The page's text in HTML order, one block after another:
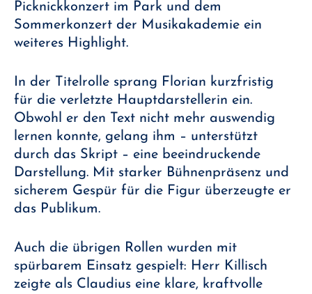
Picknickkonzert im Park und dem
Sommerkonzert der Musikakademie ein
weiteres Highlight.
In der Titelrolle sprang Florian kurzfristig
für die verletzte Hauptdarstellerin ein.
Obwohl er den Text nicht mehr auswendig
lernen konnte, gelang ihm – unterstützt
durch das Skript – eine beeindruckende
Darstellung. Mit starker Bühnenpräsenz und
sicherem Gespür für die Figur überzeugte er
das Publikum.
Auch die übrigen Rollen wurden mit
spürbarem Einsatz gespielt: Herr Killisch
zeigte als Claudius eine klare, kraftvolle